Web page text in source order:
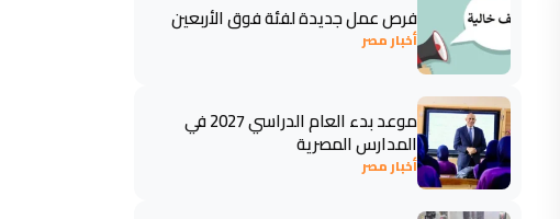
فرص عمل جديدة لفئة فوق الأربعين
أخبار مصر
موعد بدء العام الدراسي 2027 في
المدارس المصرية
أخبار مصر